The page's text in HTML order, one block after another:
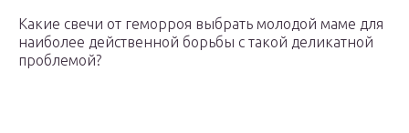
Какие свечи от геморроя выбрать молодой маме для
наиболее действенной борьбы с такой деликатной
проблемой?